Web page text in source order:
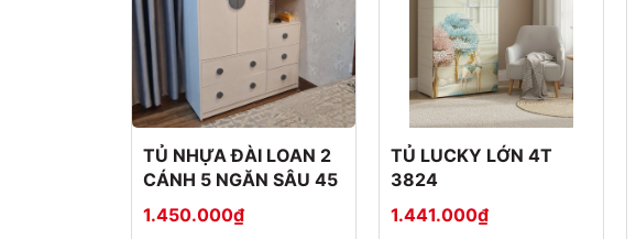
TỦ NHỰA ĐÀI LOAN 2
CÁNH 5 NGĂN SÂU 45
1.450.000₫
TỦ LUCKY LỚN 4T
3824
1.441.000₫